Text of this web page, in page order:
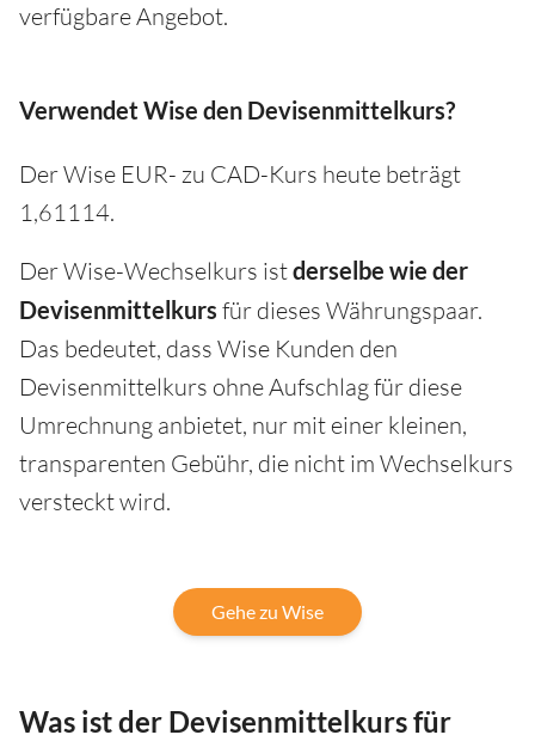
verfügbare Angebot.
Verwendet Wise den Devisenmittelkurs?
Der Wise EUR- zu CAD-Kurs heute beträgt
1,61114.
Der Wise-Wechselkurs istderselbe wie der
Devisenmittelkurs für dieses Währungspaar.
Das bedeutet, dass Wise Kunden den
Devisenmittelkurs ohne Aufschlag für diese
Umrechnung anbietet, nur mit einer kleinen,
transparenten Gebühr, die nicht im Wechselkurs
versteckt wird.
Gehe zu Wise
Was ist der Devisenmittelkurs für